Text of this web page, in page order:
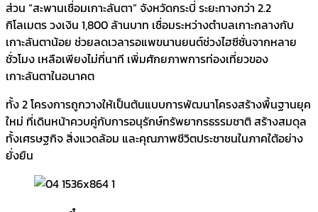
ส่วน “สะพานเชื่อมเกาะลันตา” จังหวัดกระบี่ ระยะทางกว่า 2.2
กิโลเมตร วงเงิน 1,800 ล้านบาท เชื่อมระหว่างตำบลเกาะกลางกับ
เกาะลันตาน้อย ช่วยลดเวลารอแพขนานยนต์ช่วงไฮซีซั่นจากหลาย
ชั่วโมง เหลือเพียงไม่กี่นาที เพิ่มศักยภาพการท่องเที่ยวของ
เกาะลันตาในอนาคต
ทั้ง 2 โครงการถูกวางให้เป็นต้นแบบการพัฒนาโครงสร้างพื้นฐานยุค
ใหม่ ที่เดินหน้าควบคู่กับการอนุรักษ์ทรัพยากรธรรมชาติ สร้างสมดุล
ทั้งเศรษฐกิจ สิ่งแวดล้อม และคุณภาพชีวิตประชาชนในภาคใต้อย่าง
ยั่งยืน